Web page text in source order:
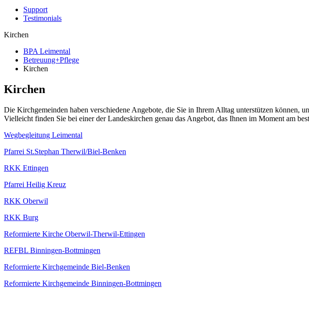
Support
Testimonials
Kirchen
BPA Leimental
Betreuung+Pflege
Kirchen
Kirchen
Die Kirchgemeinden haben verschiedene Angebote, die Sie in Ihrem Alltag unterstützen
Vielleicht finden Sie bei einer der Landeskirchen genau das Angebot, das Ihnen im Moment am
Wegbegleitung Leimental
Pfarrei St.Stephan Therwil/Biel-Benken
RKK Ettingen
Pfarrei Heilig Kreuz
RKK Oberwil
RKK Burg
Reformierte Kirche Oberwil-Therwil-Ettingen
REFBL Binningen-Bottmingen
Reformierte Kirchgemeinde Biel-Benken
Reformierte Kirchgemeinde Binningen-Bottmingen